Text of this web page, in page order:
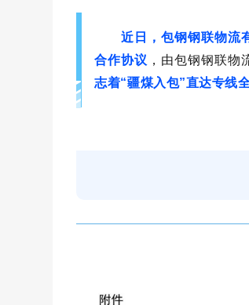
近日，包钢钢联物流
合作协议 ，由包钢钢联
志着“疆煤入包”直达专线